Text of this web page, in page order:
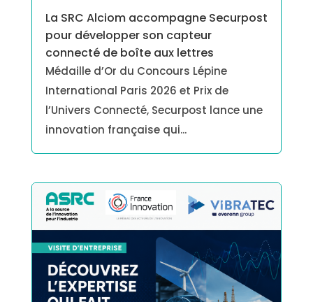
La SRC Alciom accompagne Securpost
pour développer son capteur
connecté de boîte aux lettres
Médaille d’Or du Concours Lépine
International Paris 2026 et Prix de
l’Univers Connecté, Securpost lance une
innovation française qui...